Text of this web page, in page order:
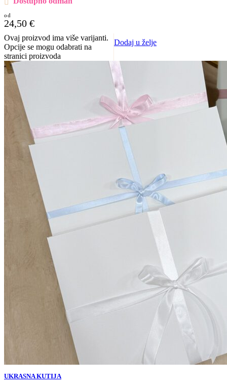
24,50 €
Ovaj proizvod ima više varijanti.
Opcije se mogu odabrati na
stranici proizvoda
Dodaj u želje
UKRASNA KUTIJA